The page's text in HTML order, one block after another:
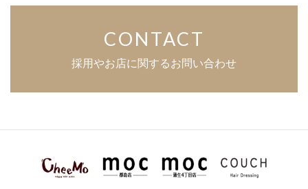
CONTACT
採用やお店に関するお問い合わせ